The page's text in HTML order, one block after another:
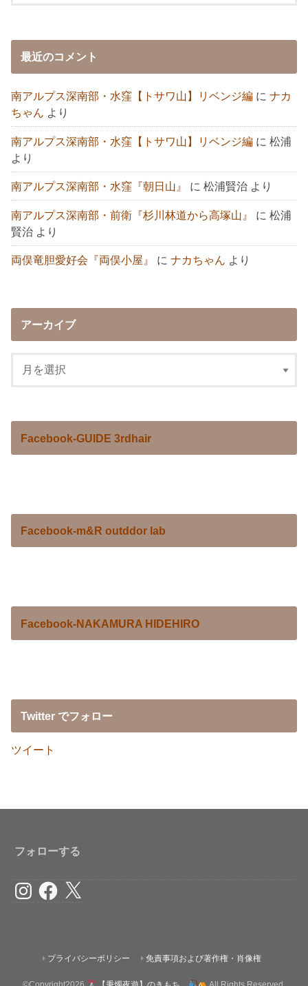
最近のコメント
南アルプス深南部・水窪【トサワ山】リベンジ編 にナカ
ちゃん より
南アルプス深南部・水窪【トサワ山】リベンジ編 に松浦
より
南アルプス深南部・水窪『朝日山』 に松浦賢治 より
南アルプス深南部・前衛『杉川林道から高塚山』 に松浦
賢治 より
両俣竜胆愛好会『両俣小屋』 にナカちゃん より
アーカイブ
Facebook-GUIDE 3rdhair
Facebook-m&R outddor lab
Facebook-NAKAMURA HIDEHIRO
Twitter でフォロー
ツイート
フォローする
InstagramFacebook
X
プライバシーポリシー 免責事項および著作権・肖像権